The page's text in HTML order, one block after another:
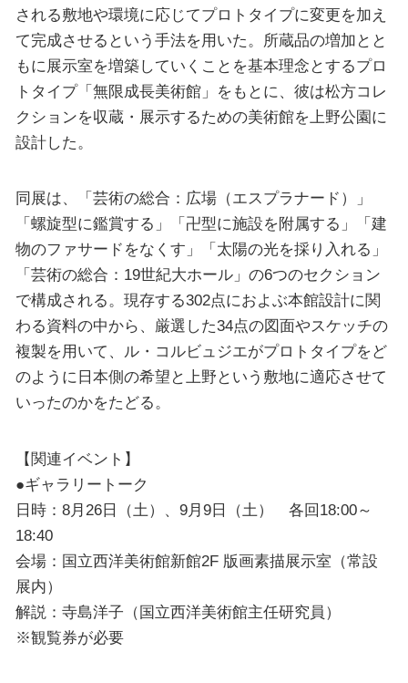
される敷地や環境に応じてプロトタイプに変更を加え
て完成させるという手法を用いた。所蔵品の増加とと
もに展示室を増築していくことを基本理念とするプロ
トタイプ「無限成長美術館」をもとに、彼は松方コレ
クションを収蔵・展示するための美術館を上野公園に
設計した。
同展は、「芸術の総合：広場（エスプラナード）」
「螺旋型に鑑賞する」「卍型に施設を附属する」「建
物のファサードをなくす」「太陽の光を採り入れる」
「芸術の総合：19世紀大ホール」の6つのセクション
で構成される。現存する302点におよぶ本館設計に関
わる資料の中から、厳選した34点の図面やスケッチの
複製を用いて、ル・コルビュジエがプロトタイプをど
のように日本側の希望と上野という敷地に適応させて
いったのかをたどる。
【関連イベント】
●ギャラリートーク
日時：8月26日（土）、9月9日（土） 各回18:00～
18:40
会場：国立西洋美術館新館2F 版画素描展示室（常設
展内）
解説：寺島洋子（国立西洋美術館主任研究員）
※観覧券が必要